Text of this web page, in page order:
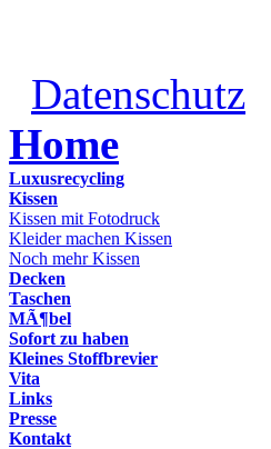
Datenschutz
Home
Luxusrecycling
Kissen
Kissen mit Fotodruck
Kleider machen Kissen
Noch mehr Kissen
Decken
Taschen
MÃ¶bel
Sofort zu haben
Kleines Stoffbrevier
Vita
Links
Presse
Kontakt